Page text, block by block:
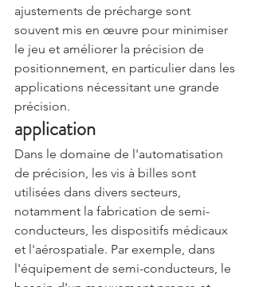
ajustements de précharge sont
souvent mis en œuvre pour minimiser
le jeu et améliorer la précision de
positionnement, en particulier dans les
applications nécessitant une grande
précision.
application
Dans le domaine de l'automatisation
de précision, les vis à billes sont
utilisées dans divers secteurs,
notamment la fabrication de semi-
conducteurs, les dispositifs médicaux
et l'aérospatiale. Par exemple, dans
l'équipement de semi-conducteurs, le